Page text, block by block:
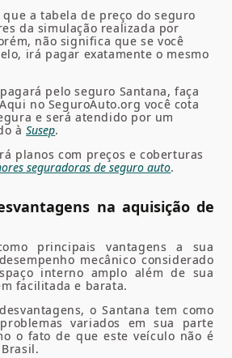
a tabela de preço do seguro
da simulação realizada por
não significa que se você
irá pagar exatamente o mesmo
pelo seguro Santana, faça
no SeguroAuto.org você cota
e será atendido por um
àSusep.
planos com preços e coberturas
seguradoras de seguro auto.
na aquisição de
principais vantagens a sua
mecânico considerado
interno amplo além de sua
facilitada e barata.
o Santana tem como
variados em sua parte
o fato de que este veículo não é